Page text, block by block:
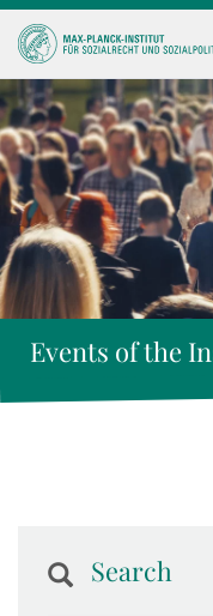
Events of the
Search